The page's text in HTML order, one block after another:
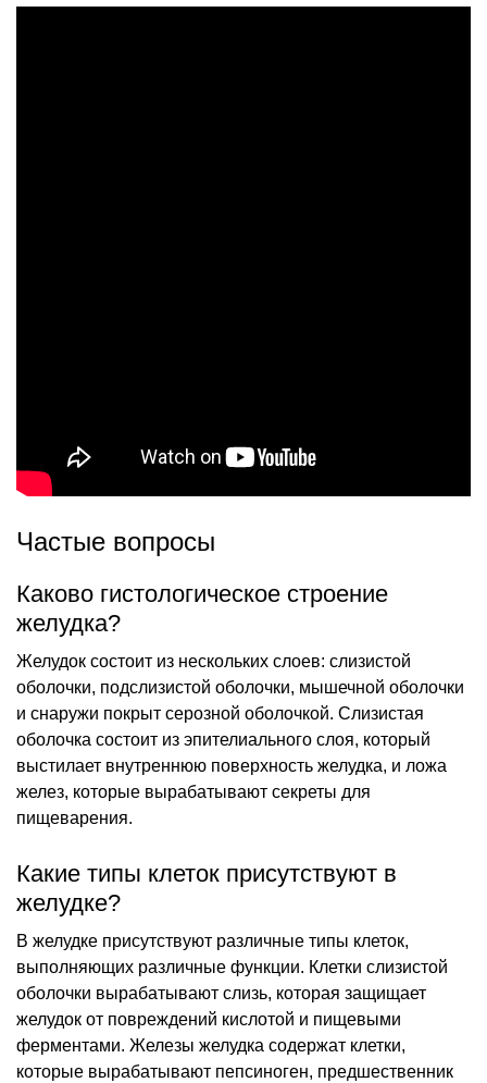
Частые вопросы
Каково гистологическое строение
желудка?
Желудок состоит из нескольких слоев: слизистой
оболочки, подслизистой оболочки, мышечной оболочки
и снаружи покрыт серозной оболочкой. Слизистая
оболочка состоит из эпителиального слоя, который
выстилает внутреннюю поверхность желудка, и ложа
желез, которые вырабатывают секреты для
пищеварения.
Какие типы клеток присутствуют в
желудке?
В желудке присутствуют различные типы клеток,
выполняющих различные функции. Клетки слизистой
оболочки вырабатывают слизь, которая защищает
желудок от повреждений кислотой и пищевыми
ферментами. Железы желудка содержат клетки,
которые вырабатывают пепсиноген, предшественник